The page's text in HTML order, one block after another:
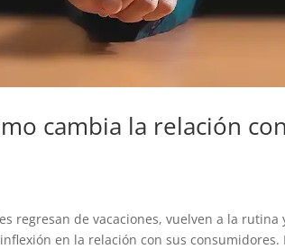
cambia la relación
regresan de vacaciones, vuelven a la rutina
en la relación con sus consumidores.